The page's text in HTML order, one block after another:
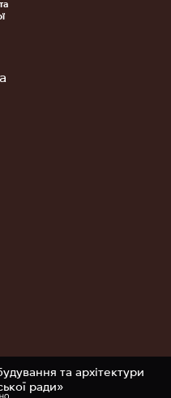
та архітектури
ради»